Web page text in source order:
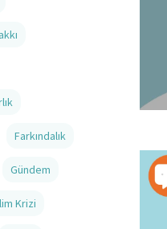
Farkındalık
Gündem
Krizi